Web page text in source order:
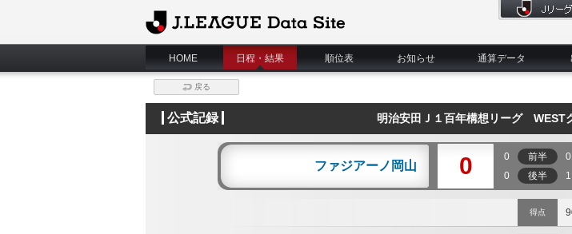
J.League Data Site
HOME 日程・結果 順位表 お知らせ 通算データ
戻る
公式記録 明治安田Ｊ１百年構想リーグ WEST
ファジアーノ岡山 0 0 前半
0
0
後半 1
得点